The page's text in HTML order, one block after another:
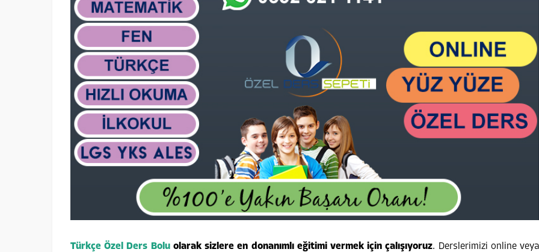
Türkçe Özel Ders Boluolarak sizlere en donanımlı eğitimi vermek için çalışıyoruz. Derslerimizi online veya